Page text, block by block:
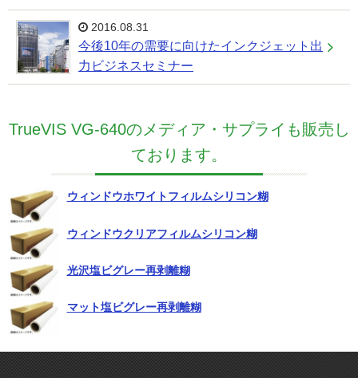
2016.08.31
今後10年の需要に向けたインクジェット出
力ビジネスセミナー
TrueVIS VG-640のメディア・サプライも販売し
ております。
ウィンドウホワイトフィルムシリコン糊
ウィンドウクリアフィルムシリコン糊
光沢塩ビグレー再剥離糊
マット塩ビグレー再剥離糊